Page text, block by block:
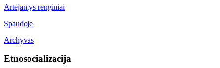
Artėjantys renginiai
Spaudoje
Archyvas
Etnosocializacija